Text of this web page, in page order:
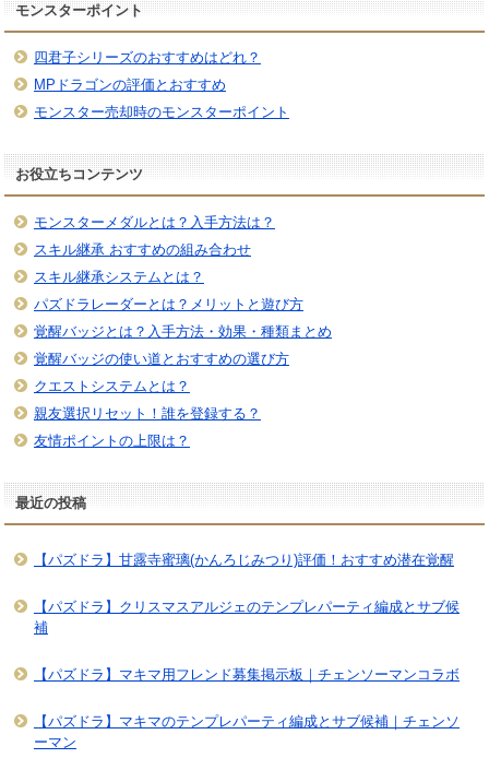
モンスターポイント
四君子シリーズのおすすめはどれ？
MPドラゴンの評価とおすすめ
モンスター売却時のモンスターポイント
お役立ちコンテンツ
モンスターメダルとは？入手方法は？
スキル継承 おすすめの組み合わせ
スキル継承システムとは？
パズドラレーダーとは？メリットと遊び方
覚醒バッジとは？入手方法・効果・種類まとめ
覚醒バッジの使い道とおすすめの選び方
クエストシステムとは？
親友選択リセット！誰を登録する？
友情ポイントの上限は？
最近の投稿
【パズドラ】甘露寺蜜璃(かんろじみつり)評価！おすすめ潜在覚醒
【パズドラ】クリスマスアルジェのテンプレパーティ編成とサブ候
補
【パズドラ】マキマ用フレンド募集掲示板｜チェンソーマンコラボ
【パズドラ】マキマのテンプレパーティ編成とサブ候補｜チェンソ
ーマン